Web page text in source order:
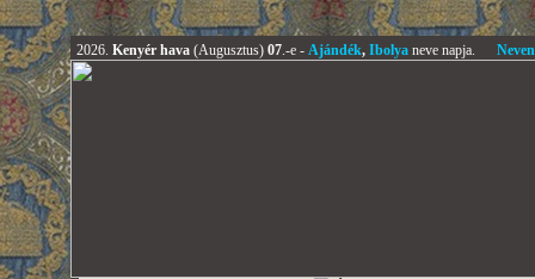
2026. Kenyér hava (Augusztus) 07.-e - Ajándék, Ibolyaneve napja.